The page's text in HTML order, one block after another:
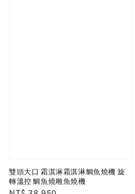
雙頭大口 霜淇淋霜淇淋鯛魚燒機 旋
轉溫控 鯛魚燒雕魚燒機